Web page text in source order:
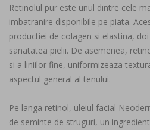
Retinolul pur este unul dintre cele
imbatranire disponibile pe piata.
productiei de colagen si elastina,
sanatatea pielii. De asemenea,
si a liniilor fine, uniformizeaza
aspectul general al tenului.
Pe langa retinol, uleiul facial
de seminte de struguri, un